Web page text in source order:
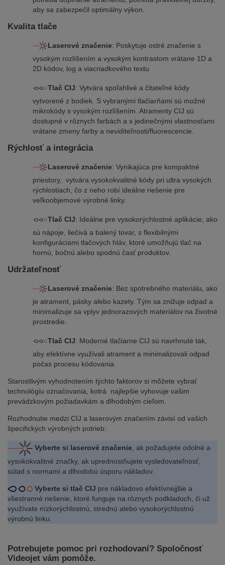
aby sa zabezpečil optimálny výkon.
Kvalita tlače
Laserové značenie: Poskytuje ostré značenie s
vysokým rozlíšením a vysokým kontrastom vrátane 1D a
2D kódov, log a viacriadkového textu
Tlač CIJ: Vytvára spoľahlivé a čitateľné kódy
vytvorené z bodiek. S vybranými tlačiarňami sú možné
mikrokódy s vysokým rozlíšením. Atramenty CIJ sú
dostupné v rôznych farbách a s jedinečnými vlastnosťami
vrátane zmeny farby a neviditeľnosti/fluorescencie.
Rýchlosť a integrácia
Laserové značenie: Vynikajúca pre kompaktné
priestory, vytvára vysokokvalitné kódy pri ultra vysokých
rýchlostiach, čo z neho robí ideálne riešenie pre
veľkoobjemové výrobné linky.
Tlač CIJ: Ideálne pre vysokorýchlostné aplikácie, ako
sú nápoje, liečivá a balený tovar, s flexibilnými
konfiguráciami tlačových hláv, ktoré umožňujú tlač na
hornú, bočnú alebo spodnú časť produktov.
Udržateľnosť
Laserové značenie: Bez spotrebného materiálu, ako
je atrament, pásky alebo kazety. Tým sa znižuje odpad a
minimalizuje sa vplyv jednorazových materiálov na životné
prostredie.
Tlač CIJ: Moderné tlačiarne CIJ sú navrhnuté tak,
aby efektívne využívali atrament a minimalizovali odpad
počas procesu kódovania.
Starostlivým vyhodnotením týchto faktorov si môžete vybrať
technológiu označovania, kotrá najlepšie vyhovuje vašim
prevádzkovým požiadavkám a dlhodobým cieľom.
Rozhodnutie medzi CIJ a laserovým značením závisí od vašich
špecifických výrobných potrieb:
Vyberte si laserové značenie, ak požadujete odolné a
vysokokvalitné značky, ak uprednostňujete vysledovateľnosť,
súlad s normami a dlhodobú úsporu nákladov.
Vyberte si tlač CIJ pre nákladovo efektívnejjšie a
všestranné riešenie, ktoré funguje na rôznych podkladoch, či už
využívate nízkorýchlostnú, strednú alebo vysokorýchlostnú
výrobnú linku.
Potrebujete pomoc pri rozhodovaní? Spoločnosť
Videojet vám pomôže.